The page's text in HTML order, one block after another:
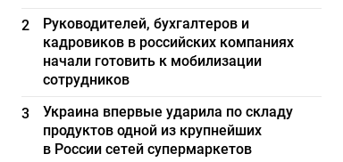
2
Руководителей, бухгалтеров и
кадровиков в российских компаниях
начали готовить к мобилизации
сотрудников
3
Украина впервые ударила по складу
продуктов одной из крупнейших
в России сетей супермаркетов